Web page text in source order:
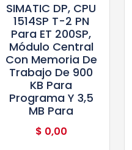
SIMATIC DP, CPU
1514SP T-2 PN
Para ET 200SP,
Módulo Central
Con Memoria De
Trabajo De 900
KB Para
Programa Y 3,5
MB Para
$ 0,00